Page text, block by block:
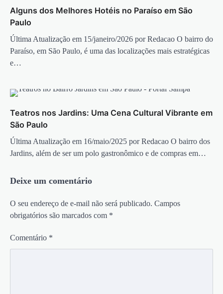
Alguns dos Melhores Hotéis no Paraíso em São
Paulo
Última Atualização em 15/janeiro/2026 por Redacao O bairro do
Paraíso, em São Paulo, é uma das localizações mais estratégicas
e…
Teatros nos Jardins: Uma Cena Cultural Vibrante em
São Paulo
Última Atualização em 16/maio/2025 por Redacao O bairro dos
Jardins, além de ser um polo gastronômico e de compras em…
Deixe um comentário
O seu endereço de e-mail não será publicado. Campos
obrigatórios são marcados com *
Comentário *